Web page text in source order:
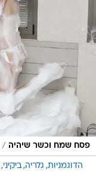
פסח שמח וכשר שיהיה /
הדוגמניות גלריה ביקיני